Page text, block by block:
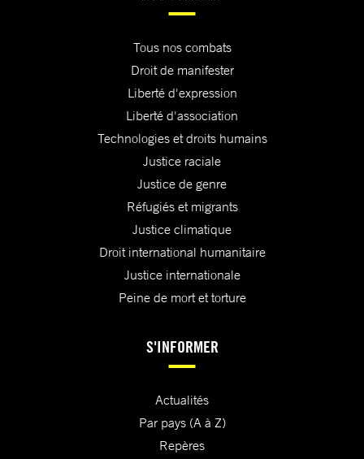
Tous nos combats
Droit de manifester
Liberté d'expression
Liberté d'association
Technologies et droits humains
Justice raciale
Justice de genre
Réfugiés et migrants
Justice climatique
Droit international humanitaire
Justice internationale
Peine de mort et torture
S'INFORMER
Actualités
Par pays (A à Z)
Repères